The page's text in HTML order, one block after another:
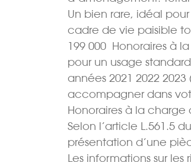
Un bien rare, idéal
cadre de vie paisible
199 000  Honoraires
pour un usage standard
années 2021 2022
accompagner dans
Honoraires à la charge
Selon l’article L.561.5
présentation d’une
Les informations sur